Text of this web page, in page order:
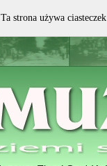
Ta strona używa